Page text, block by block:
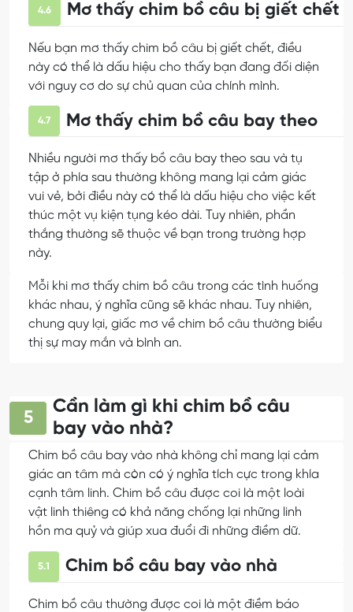
4.6 Mơ thấy chim bồ câu bị giết chết
Nếu bạn mơ thấy chim bồ câu bị giết chết, điều
này có thể là dấu hiệu cho thấy bạn đang đối diện
với nguy cơ do sự chủ quan của chính mình.
4.7 Mơ thấy chim bồ câu bay theo
Nhiều người mơ thấy bồ câu bay theo sau và tụ
tập ở phía sau thường không mang lại cảm giác
vui vẻ, bởi điều này có thể là dấu hiệu cho việc kết
thúc một vụ kiện tụng kéo dài. Tuy nhiên, phần
thắng thường sẽ thuộc về bạn trong trường hợp
này.
Mỗi khi mơ thấy chim bồ câu trong các tình huống
khác nhau, ý nghĩa cũng sẽ khác nhau. Tuy nhiên,
chung quy lại, giấc mơ về chim bồ câu thường biểu
thị sự may mắn và bình an.
5
Cần làm gì khi chim bồ câu
bay vào nhà?
Chim bồ câu bay vào nhà không chỉ mang lại cảm
giác an tâm mà còn có ý nghĩa tích cực trong khía
cạnh tâm linh. Chim bồ câu được coi là một loài
vật linh thiêng có khả năng chống lại những linh
hồn ma quỷ và giúp xua đuổi đi những điềm dữ.
5.1 Chim bồ câu bay vào nhà
Chim bồ câu thường được coi là một điềm báo